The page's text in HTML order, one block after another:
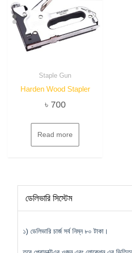
Staple Gun
Harden Wood Stapler
৳ 700
Read more
ডেলিভারি সিস্টেম
১) ডেলিভারি চার্জ সর্ব নিম্ন ৮০ টাকা।